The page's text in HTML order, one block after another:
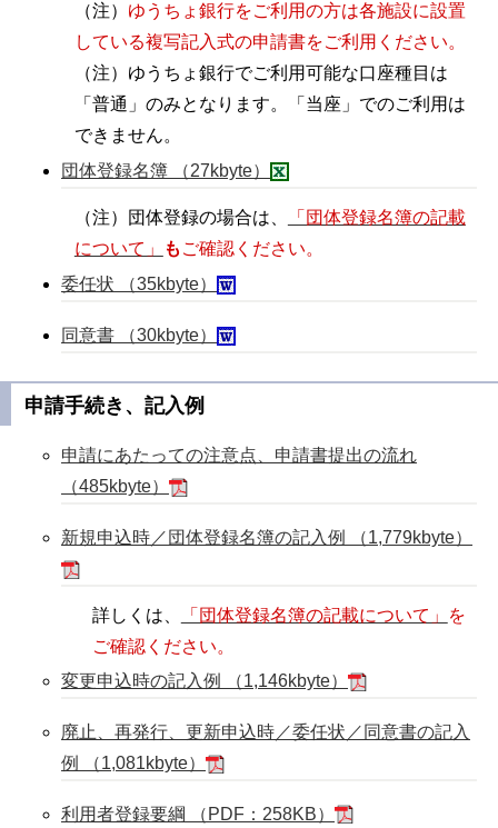
（注） ゆうちょ銀行をご利用の方は各施設に設置
している複写記入式の申請書をご利用ください。
（注）ゆうちょ銀行でご利用可能な口座種目は
「普通」のみとなります。「当座」でのご利用は
できません。
団体登録名簿 （27kbyte）
（注）団体登録の場合は、
「団体登録名簿の記載
について」
も ご確認ください。
委任状 （35kbyte）
同意書 （30kbyte）
申請手続き、記入例
申請にあたっての注意点、申請書提出の流れ
（485kbyte）
新規申込時／団体登録名簿の記入例 （1,779kbyte）
詳しくは、 「団体登録名簿の記載について」
を
ご確認ください。
変更申込時の記入例 （1,146kbyte）
廃止、再発行、更新申込時／委任状／同意書の記入
例 （1,081kbyte）
利用者登録要綱 （PDF：258KB）